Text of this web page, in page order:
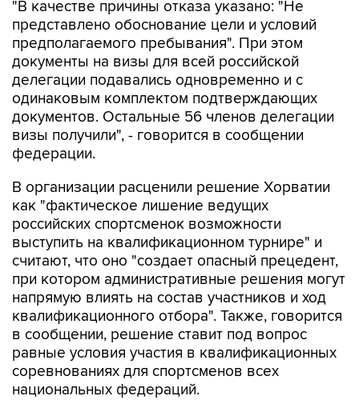
"В качестве причины отказа указано: "Не
представлено обоснование цели и условий
предполагаемого пребывания". При этом
документы на визы для всей российской
делегации подавались одновременно и с
одинаковым комплектом подтверждающих
документов. Остальные 56 членов делегации
визы получили", - говорится в сообщении
федерации.
В организации расценили решение Хорватии
как "фактическое лишение ведущих
российских спортсменок возможности
выступить на квалификационном турнире" и
считают, что оно "создает опасный прецедент,
при котором административные решения могут
напрямую влиять на состав участников и ход
квалификационного отбора". Также, говорится
в сообщении, решение ставит под вопрос
равные условия участия в квалификационных
соревнованиях для спортсменов всех
национальных федераций.